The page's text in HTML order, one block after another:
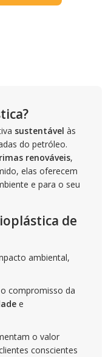
sustentável às
do petróleo.
renováveis,
elas oferecem
e para o seu
de
ambiental,
compromisso da
e
o valor
conscientes